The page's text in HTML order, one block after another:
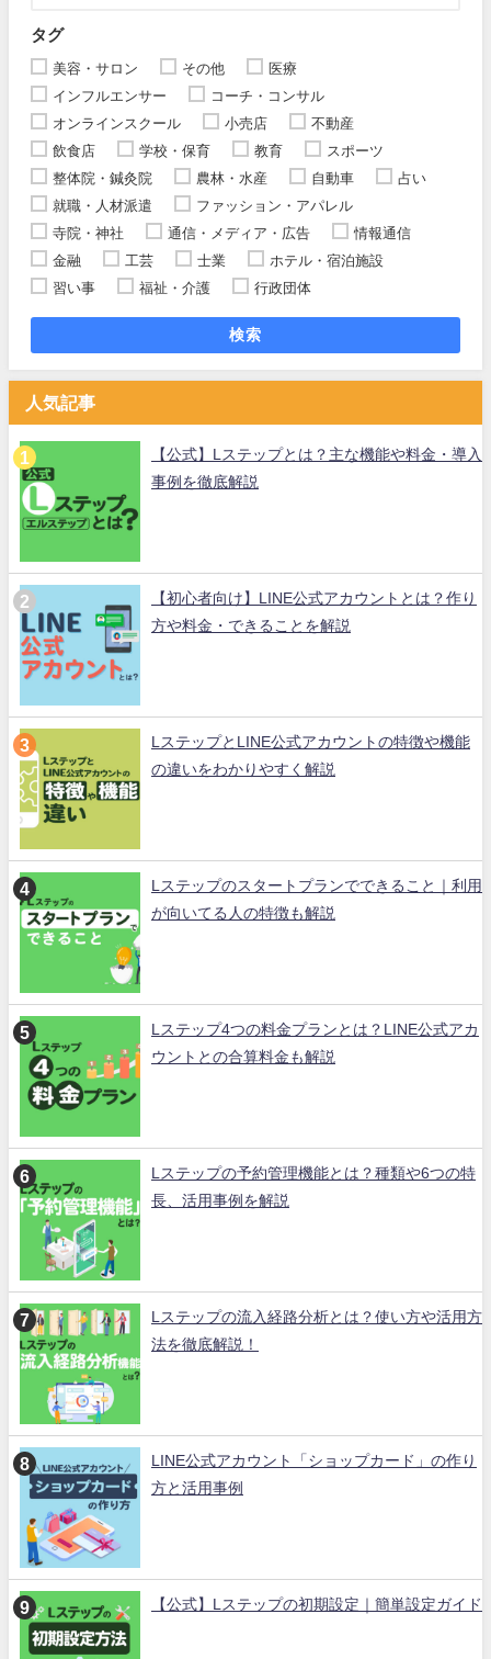
タグ
美容・サロン その他
医療
インフルエンサー
コーチ・コンサル
オンラインスクール
小売店
不動産
飲食店
学校・保育 教育
スポーツ
整体院・鍼灸院
農林・水産 自動車
占い
就職・人材派遣
ファッション・アパレル
寺院・神社
通信・メディア・広告
情報通信
金融
工芸 士業
ホテル・宿泊施設
習い事
福祉・介護 行政団体
検索
人気記事
【公式】Lステップとは？主な機能や料金・導入
事例を徹底解説
【初心者向け】LINE公式アカウントとは？作り
方や料金・できることを解説
LステップとLINE公式アカウントの特徴や機能
の違いをわかりやすく解説
Lステップのスタートプランでできること｜利用
が向いてる人の特徴も解説
Lステップ4つの料金プランとは？LINE公式アカ
ウントとの合算料金も解説
Lステップの予約管理機能とは？種類や6つの特
長、活用事例を解説
Lステップの流入経路分析とは？使い方や活用方
法を徹底解説！
LINE公式アカウント「ショップカード」の作り
方と活用事例
【公式】Lステップの初期設定｜簡単設定ガイド